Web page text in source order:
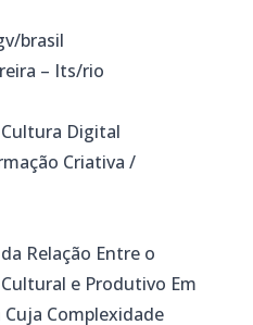
brasil
– Its/rio
Digital
Criativa /
Relação Entre o
e Produtivo Em
Complexidade